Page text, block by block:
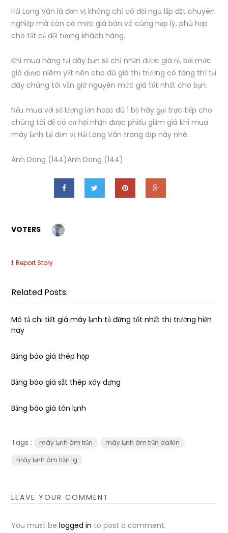
Hải Long Vân là đơn vị không chỉ có đội ngũ lắp đặt chuyên
nghiệp mà còn có mức giá bán vô cùng hợp lý, phù hợp
cho tất cả đối tượng khách hàng.
Khi mua hàng tại đây bạn sẽ chỉ nhận được giá rẻ, bởi mức
giá được niêm yết nên cho dù giá thị trường có tăng thì tại
đây chúng tôi vẫn giữ nguyên mức giá tốt nhất cho bạn.
Nếu mua với số lượng lớn hoặc dù 1 bộ hãy gọi trực tiếp cho
chúng tôi để có cơ hội nhận được phiếu giảm giá khi mua
máy lạnh tại đơn vị Hải Long Vân trong dịp này nhé.
Anh Dong (144)Anh Dong (144)
VOTERS
Report Story
Related Posts:
Mô tả chi tiết giá máy lạnh tủ đứng tốt nhất thị trường hiện
nay
Bảng báo giá thép hộp
Bảng báo giá sắt thép xây dựng
Bảng báo giá tôn lạnh
Tags : máy lạnh âm trần
máy lạnh âm trần daikin
máy lạnh âm trần lg
LEAVE YOUR COMMENT
You must belogged in to post a comment.